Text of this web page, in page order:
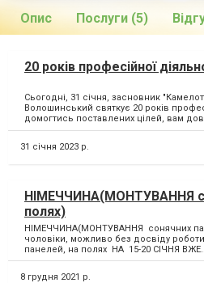
Опис Послуги (5)
20 років професійної
Сьогодні, 31 січня, засновник
Волошинський святкує 20 років
домогтись поставлених цілей, вам
31 січня 2023 р.
НIМЕЧЧИНА(МОНТУВАННЯ
полях)
НIМЕЧЧИНА(МОНТУВАННЯ сонячних
чоловіки, можливо без досвіду
панелей, на полях НА 15-20 СIЧНЯ
8 грудня 2021 р.